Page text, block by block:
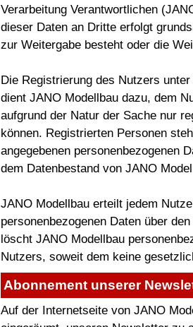
Verarbeitung Verantwortlichen
dieser Daten an Dritte erfolgt
zur Weitergabe besteht oder die
Die Registrierung des Nutzers
dient JANO Modellbau dazu, dem
aufgrund der Natur der Sache nur
können. Registrierten Personen
angegebenen personenbezogenen
dem Datenbestand von JANO
JANO Modellbau erteilt jedem
personenbezogenen Daten über
löscht JANO Modellbau
Nutzers, soweit dem keine
Abonnement unserer
Auf der Internetseite von JANO